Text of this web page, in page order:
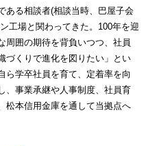
ある相談者(相談当時、巴屋子会
工場と関わってきた。100年を迎
周囲の期待を背負いつつ、社員
づくりで進化を図りたい」とい
ら学卒社員を育て、定着率を向
、事業承継や人事制度、社員育
松本信用金庫を通して当拠点へ